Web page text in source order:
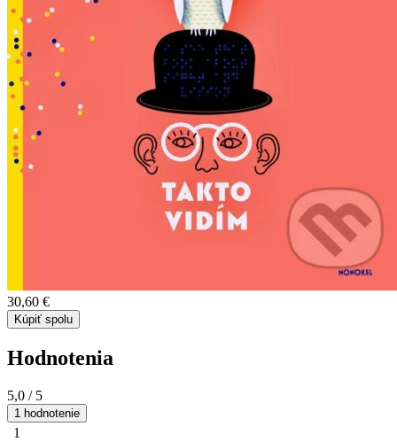
30,60 €
Kúpiť spolu
Hodnotenia
5,0 / 5
1 hodnotenie
1